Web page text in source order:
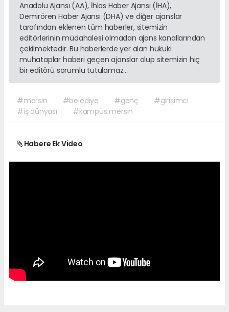
Anadolu Ajansı (AA), İhlas Haber Ajansı (İHA),
Demirören Haber Ajansı (DHA) ve diğer ajanslar
tarafından eklenen tüm haberler, sitemizin
editörlerinin müdahalesi olmadan ajans kanallarından
çekilmektedir. Bu haberlerde yer alan hukuki
muhataplar haberi geçen ajanslar olup sitemizin hiç
bir editörü sorumlu tutulamaz...
#mersin #belediye #genç
#girişimci
#iş dünyası
#kampüs mersin
Habere Ek Video